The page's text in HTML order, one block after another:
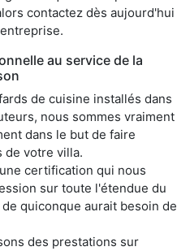
contactez dès aujourd'hui
au service de la
de cuisine installés dans
nous sommes vraiment
dans le but de faire
de votre villa.
certification qui nous
sur toute l'étendue du
quiconque aurait besoin de
des prestations sur